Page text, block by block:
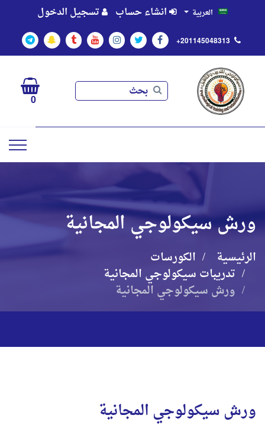
العربية انشاء حساب تسجيل الدخول
+201145048313
بحث 0
ورش سيكولوجي المجانية
الرئيسية
الكورسات
تدريبات سيكولوجي المجانية
ورش سيكولوجي المجانية
ورش سيكولوجي المجانية